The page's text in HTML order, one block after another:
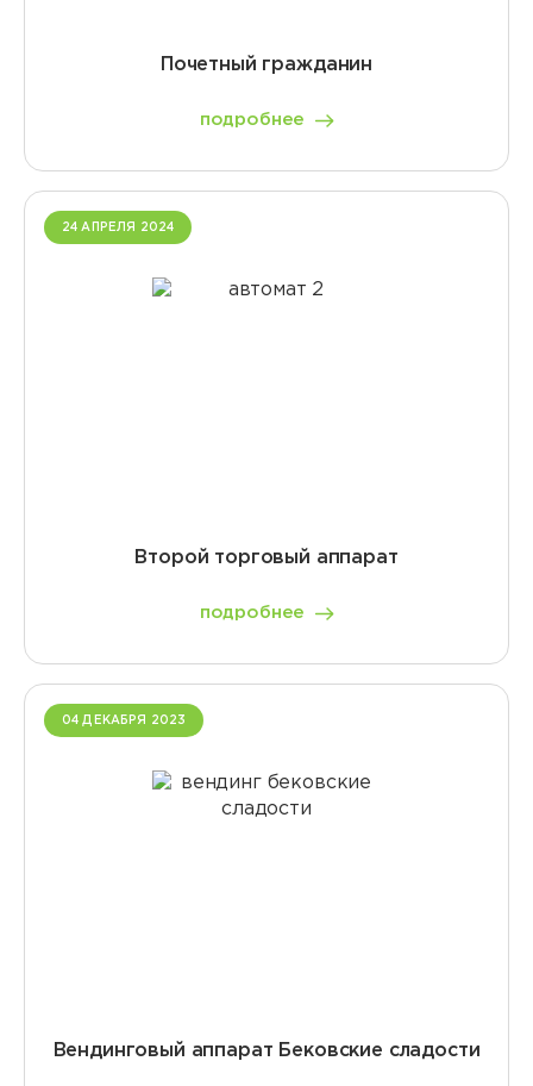
Почетный гражданин
подробнее
24 АПРЕЛЯ 2024
Второй торговый аппарат
подробнее
04 ДЕКАБРЯ 2023
Вендинговый аппарат Бековские сладости